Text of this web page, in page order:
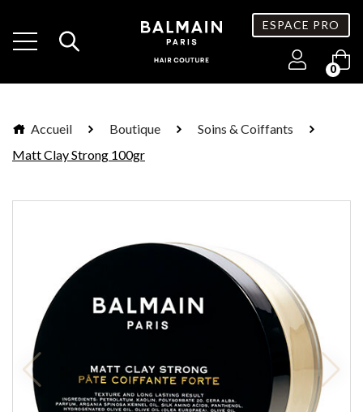
ESPACE PRO
0
Accueil Boutique
Soins & Coiffants
Matt Clay Strong 100gr